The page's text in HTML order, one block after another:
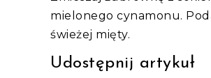
mielonego cynamonu.
świeżej mięty.
Udostępnij artykuł